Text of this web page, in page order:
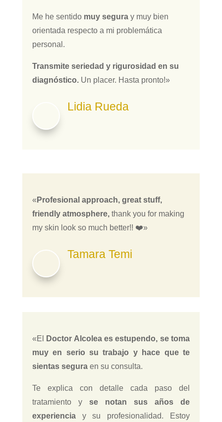
Me he sentido muy seguray muy bien
orientada respecto a mi problemática
personal.
Transmite seriedad y rigurosidad en su
diagnóstico.Un placer. Hasta pronto!»
Lidia Rueda
« Profesional approach, great stuff,
friendly atmosphere,thank you for making
my skin look so much better!! ❤️»
Tamara Temi
«El
Doctor Alcolea es estupendo, se toma
muy en serio su trabajo y hace que te
sientas seguraen su consulta.
Te explica con detalle cada paso del
tratamiento y se notan sus años de
experienciay su profesionalidad. Estoy